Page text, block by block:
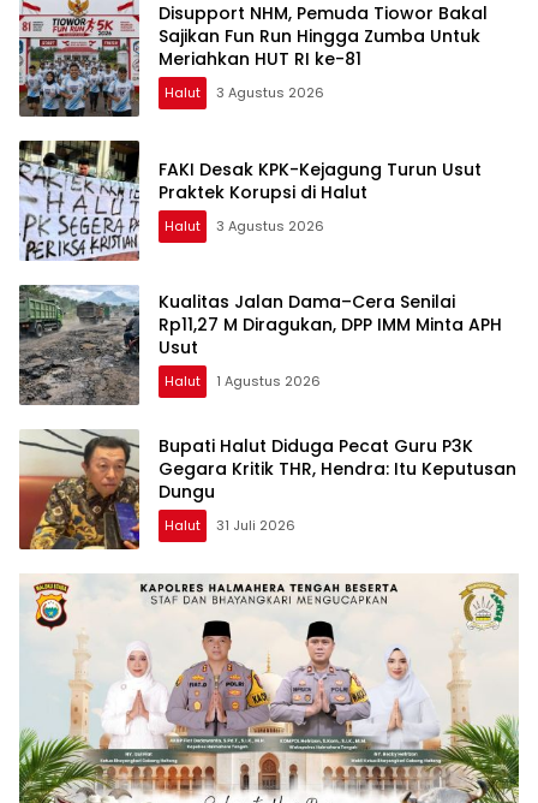
Disupport NHM, Pemuda Tiowor Bakal
Sajikan Fun Run Hingga Zumba Untuk
Meriahkan HUT RI ke-81
Halut 3 Agustus 2026
FAKI Desak KPK-Kejagung Turun Usut
Praktek Korupsi di Halut
Halut 3 Agustus 2026
Kualitas Jalan Dama–Cera Senilai
Rp11,27 M Diragukan, DPP IMM Minta APH
Usut
Halut 1 Agustus 2026
Bupati Halut Diduga Pecat Guru P3K
Gegara Kritik THR, Hendra: Itu Keputusan
Dungu
Halut 31 Juli 2026